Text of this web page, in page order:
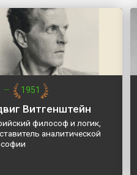
— 1951
Витгенштейн
философ и логик,
аналитической